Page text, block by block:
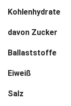
Kohlenhydrate
davon Zucker
Ballaststoffe
Eiweiß
Salz